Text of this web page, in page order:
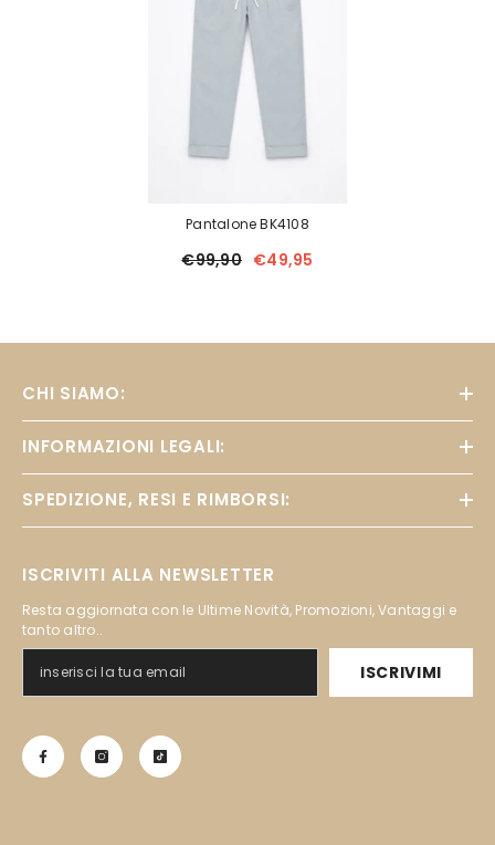
Pantalone BK4108
€99,90 €49,95
CHI SIAMO:
INFORMAZIONI LEGALI:
SPEDIZIONE, RESI E RIMBORSI:
ISCRIVITI ALLA NEWSLETTER
Resta aggiornata con le Ultime Novità, Promozioni, Vantaggi e
tanto altro..
ISCRIVIMI